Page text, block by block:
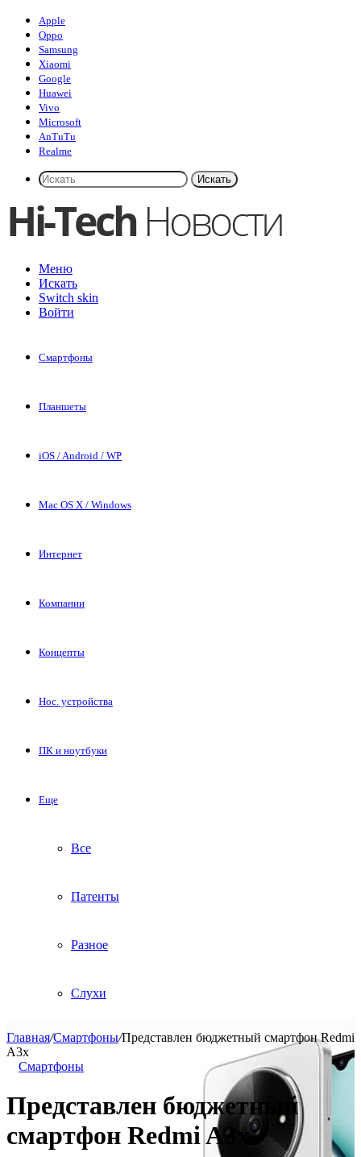
Apple
Oppo
Samsung
Xiaomi
Google
Huawei
Vivo
Microsoft
AnTuTu
Realme
Искать
Меню
Искать
Switch skin
Войти
Смартфоны
Планшеты
iOS / Android / WP
Mac OS X / Windows
Интернет
Компании
Концепты
Нос. устройства
ПК и ноутбуки
Еще
Все
Патенты
Разное
Слухи
Главная/Смартфоны/Представлен бюджетный смартфон Redmi
A3x
Смартфоны
Представлен бюджетный
смартфон Redmi A3x